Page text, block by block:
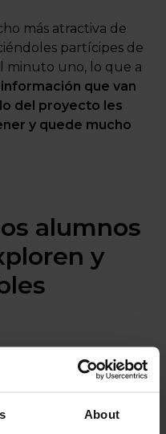
About
más atractiva de
partícipes de
minuto uno, lo que a
que van
del proyecto les
y quede mucho
alumnos
y
atención, el interés y
de manera
pensamiento